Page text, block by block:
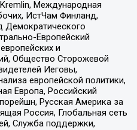
Международная
ИстЧам Финланд,
Демократического
Европейский
и
Общество Сторожевой
Иеговы,
европейской политики,
Европа, Российский
Русская Америка за
Россия, Глобальная сеть
Служба поддержки,